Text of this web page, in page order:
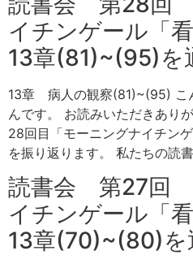
イチンゲール「
13章(81)~(95)を
13章 病人の観察(81)~(95) こ
んです。 お読みいただきあり
28回目「モーニングナイチン
を振り返ります。 私たちの読
読書会 第27回
イチンゲール「
13章(70)~(80)を